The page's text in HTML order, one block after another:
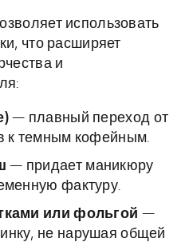
использовать
что расширяет
и
— плавный переход от
к темным кофейным.
— придает маникюру
фактуру.
или фольгой —
не нарушая общей